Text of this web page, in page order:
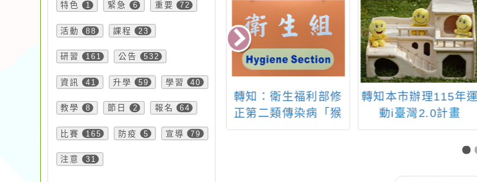
特色 1 緊急 6 重要 72
活動 88 課程 23
研習 161 公告 532
資訊 41 升學 59 學習 40
教學 8 節日 2 報名 64
比賽 165 防疫 5 宣導 79
注意 31
學】下半年節
正第二類傳染病「猴
痘」名稱為「M痘」
轉知本市辦理115年運
動i臺灣2.0計畫
「2026桃園市珍珠海
轉知：「2025文資小
學堂線上電競賽」